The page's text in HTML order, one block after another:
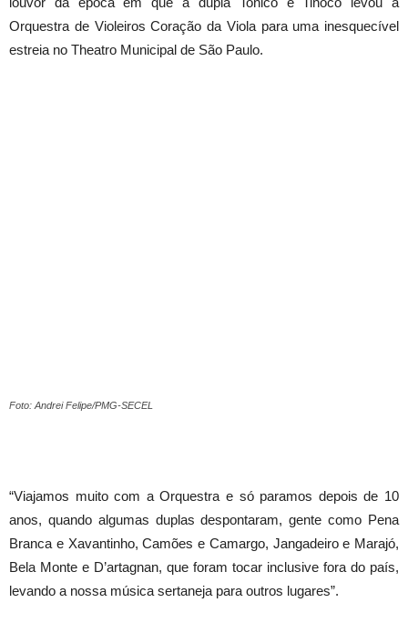
Orquestra de Violeiros Coração da Viola para uma inesquecível
estreia no Theatro Municipal de São Paulo.
Foto: Andrei Felipe/PMG-SECEL
“Viajamos muito com a Orquestra e só paramos depois de 10
anos, quando algumas duplas despontaram, gente como Pena
Branca e Xavantinho, Camões e Camargo, Jangadeiro e Marajó,
Bela Monte e D’artagnan, que foram tocar inclusive fora do país,
levando a nossa música sertaneja para outros lugares”.